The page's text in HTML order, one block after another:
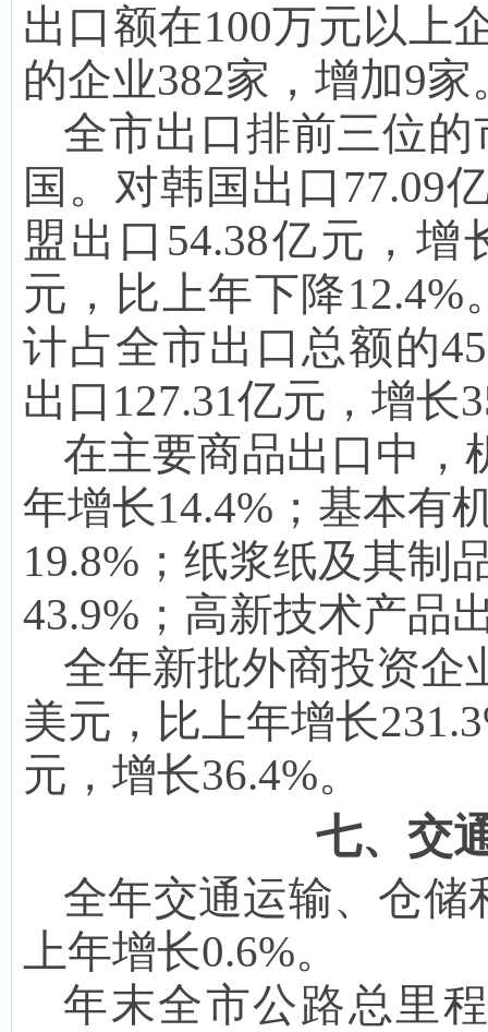
出口额在100万元以上
的企业382家，增加9家
全市出口排前三位
国 。 对韩国出口 77.09
盟 出口 54.38亿元 ， 增
元， 比上年下降12.4%
计占全市出口总额的4
出口 127.31亿元，增长
在主要商品出口中 ，
年增长14.4%； 基本有
19.8%；纸浆纸及其制
43.9%； 高新技术产品
全年新批外商投资企
美元，比上年增长231.3
元，增长36.4%。
七、交
全年交通运输、仓储
上年增长0.6%。
年末全市公路总里